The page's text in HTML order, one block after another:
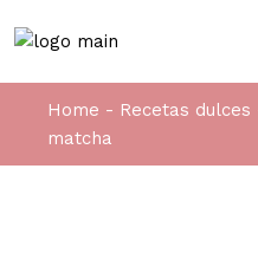
Home Recetas dulces
matcha